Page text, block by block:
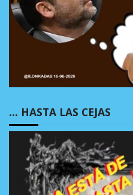
… HASTA LAS CEJAS